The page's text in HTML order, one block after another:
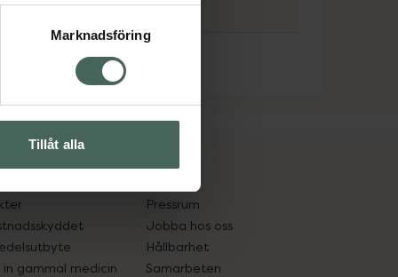
Marknadsföring
Tillåt alla
in gammal medicin
Pressrum
Jobba hos oss
Hållbarhet
Samarbeten